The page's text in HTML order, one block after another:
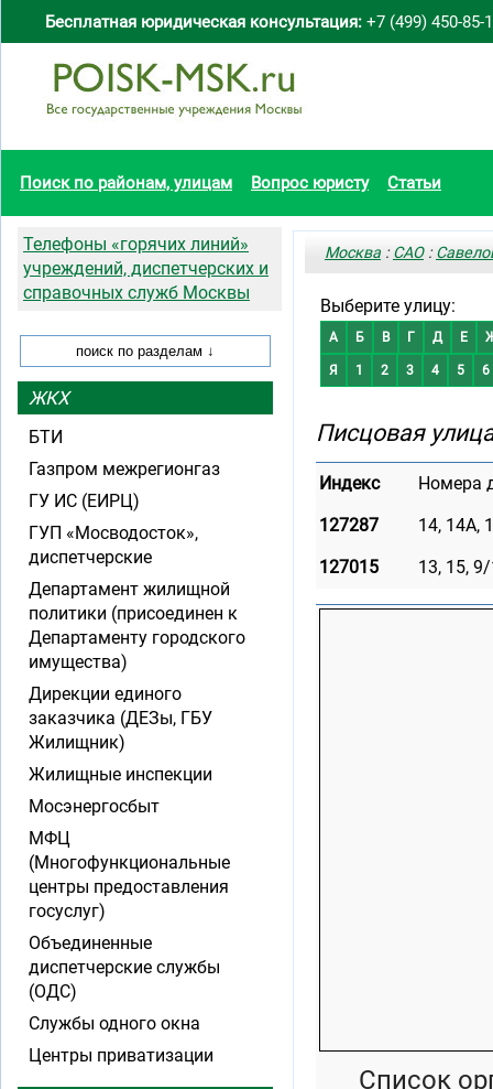
Бесплатная юридическая консультация: +7 (499) 450-85-
Поиск по районам, улицам Вопрос юристу Статьи
Москва :САО:
Выберите улицу:
А Б В Г Д Е
Я 1 2 3 4 5 6
Писцовая
Индекс
Номера
127287
14, 14А,
127015
13, 15,
Список
Телефоны «горячих линий»
учреждений, диспетчерских и
справочных служб Москвы
ЖКХ
БТИ
Газпром межрегионгаз
ГУ ИС (ЕИРЦ)
ГУП «Мосводосток»,
диспетчерские
Департамент жилищной
политики (присоединен к
Департаменту городского
имущества)
Дирекции единого
заказчика (ДЕЗы, ГБУ
Жилищник)
Жилищные инспекции
Мосэнергосбыт
МФЦ
(Многофункциональные
центры предоставления
госуслуг)
Объединенные
диспетчерские службы
(ОДС)
Службы одного окна
Центры приватизации